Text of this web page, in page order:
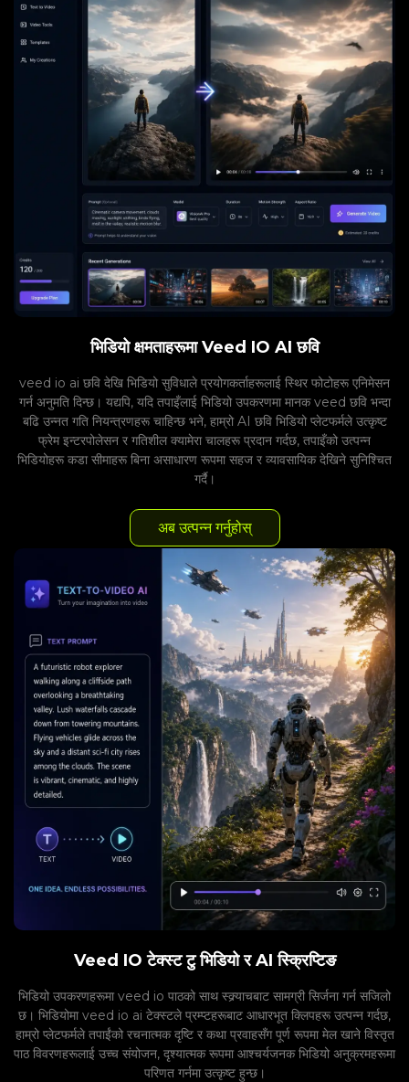
भिडियो क्षमताहरूमा Veed IO AI छवि
veed io ai छवि देखि भिडियो सुविधाले प्रयोगकर्ताहरूलाई स्थिर फोटोहरू एनिमेसन
गर्न अनुमति दिन्छ। यद्यपि, यदि तपाइँलाई भिडियो उपकरणमा मानक veed छवि भन्दा
बढि उन्नत गति नियन्त्रणहरू चाहिन्छ भने, हाम्रो AI छवि भिडियो प्लेटफर्मले उत्कृष्ट
फ्रेम इन्टरपोलेसन र गतिशील क्यामेरा चालहरू प्रदान गर्दछ, तपाइँको उत्पन्न
भिडियोहरू कडा सीमाहरू बिना असाधारण रूपमा सहज र व्यावसायिक देखिने सुनिश्चित
गर्दै।
अब उत्पन्न गर्नुहोस्
Veed IO टेक्स्ट टु भिडियो र AI स्क्रिप्टिङ
भिडियो उपकरणहरूमा veed io पाठको साथ स्क्र्याचबाट सामग्री सिर्जना गर्न सजिलो
छ। भिडियोमा veed io ai टेक्स्टले प्रम्प्टहरूबाट आधारभूत क्लिपहरू उत्पन्न गर्दछ,
हाम्रो प्लेटफर्मले तपाईंको रचनात्मक दृष्टि र कथा प्रवाहसँग पूर्ण रूपमा मेल खाने विस्तृत
पाठ विवरणहरूलाई उच्च संयोजन, दृश्यात्मक रूपमा आश्चर्यजनक भिडियो अनुक्रमहरूमा
परिणत गर्नमा उत्कृष्ट हुन्छ।